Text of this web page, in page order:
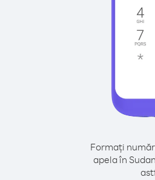
Formați
apela în